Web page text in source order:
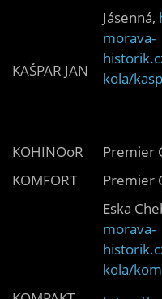
KAŠPAR JAN
Jásenná,
morava-
kola/
KOHINOoR
Premier
KOMFORT
Premier
Eska
morava-
kola/